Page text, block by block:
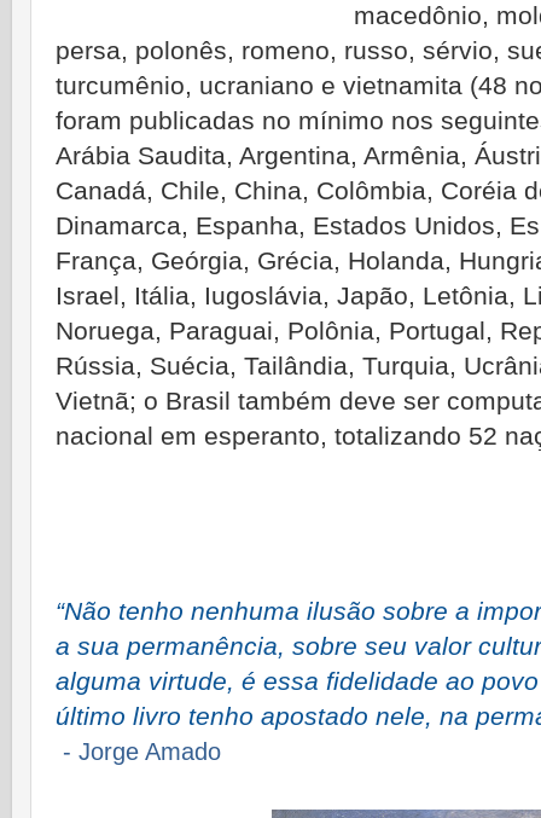
macedônio,
persa, polonês, romeno, russo, sérvio,
turcumênio, ucraniano e vietnamita (48
foram publicadas no mínimo nos
Arábia Saudita, Argentina, Armênia,
Canadá, Chile, China, Colômbia, Coréia
Dinamarca, Espanha, Estados Unidos,
França, Geórgia, Grécia, Holanda,
Israel, Itália, Iugoslávia, Japão, Letônia,
Noruega, Paraguai, Polônia, Portugal,
Rússia, Suécia, Tailândia, Turquia,
Vietnã; o Brasil também deve ser
nacional em esperanto, totalizando 52
“Não tenho nenhuma ilusão sobre a
a sua permanência, sobre seu valor
alguma virtude, é essa fidelidade ao
último livro tenho apostado nele, na
- Jorge Amado